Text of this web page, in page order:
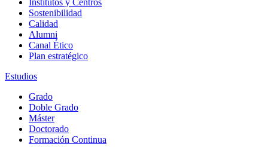
Institutos y Centros
Sostenibilidad
Calidad
Alumni
Canal Ético
Plan estratégico
Estudios
Grado
Doble Grado
Máster
Doctorado
Formación Continua